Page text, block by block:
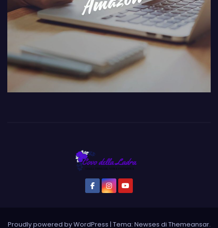
Proudly powered by WordPress | Tema: Newses di Themeansar.